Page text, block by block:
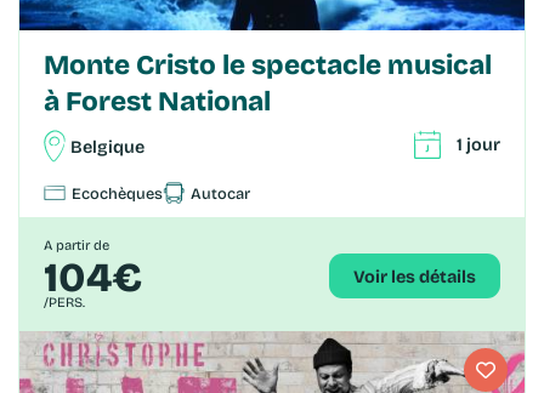
Monte Cristo le spectacle musical
à Forest National
Belgique 1 jour
Ecochèques Autocar
A partir de
104€
/PERS.
Voir les détails